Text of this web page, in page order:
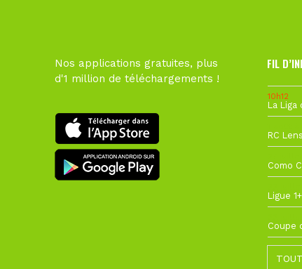
Nos applications gratuites, plus
d'1 million de téléchargements !
FIL
10h12